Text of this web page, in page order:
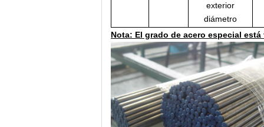
exterior
diámetro
Nota: El grado de acero especial